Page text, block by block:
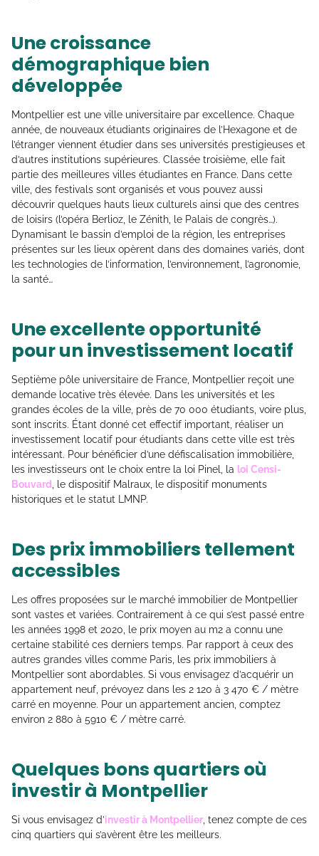
Une croissance
démographique bien
développée
Montpellier est une ville universitaire par excellence. Chaque
année, de nouveaux étudiants originaires de l’Hexagone et de
l’étranger viennent étudier dans ses universités prestigieuses et
d’autres institutions supérieures. Classée troisième, elle fait
partie des meilleures villes étudiantes en France. Dans cette
ville, des festivals sont organisés et vous pouvez aussi
découvrir quelques hauts lieux culturels ainsi que des centres
de loisirs (l’opéra Berlioz, le Zénith, le Palais de congrès…).
Dynamisant le bassin d’emploi de la région, les entreprises
présentes sur les lieux opèrent dans des domaines variés, dont
les technologies de l’information, l’environnement, l’agronomie,
la santé…
Une excellente opportunité
pour un investissement locatif
Septième pôle universitaire de France, Montpellier reçoit une
demande locative très élevée. Dans les universités et les
grandes écoles de la ville, près de 70 000 étudiants, voire plus,
sont inscrits. Étant donné cet effectif important, réaliser un
investissement locatif pour étudiants dans cette ville est très
intéressant. Pour bénéficier d’une défiscalisation immobilière,
les investisseurs ont le choix entre la loi Pinel, la loi Censi-
Bouvard, le dispositif Malraux, le dispositif monuments
historiques et le statut LMNP.
Des prix immobiliers tellement
accessibles
Les offres proposées sur le marché immobilier de Montpellier
sont vastes et variées. Contrairement à ce qui s’est passé entre
les années 1998 et 2020, le prix moyen au m2 a connu une
certaine stabilité ces derniers temps. Par rapport à ceux des
autres grandes villes comme Paris, les prix immobiliers à
Montpellier sont abordables. Si vous envisagez d’acquérir un
appartement neuf, prévoyez dans les 2 120 à 3 470 € / mètre
carré en moyenne. Pour un appartement ancien, comptez
environ 2 880 à 5910 € / mètre carré.
Quelques bons quartiers où
investir à Montpellier
Si vous envisagez d’investir à Montpellier, tenez compte de ces
cinq quartiers qui s’avèrent être les meilleurs.